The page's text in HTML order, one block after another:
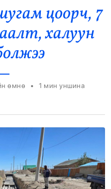
Буланцоорч, 7
халуун
өмнө • 1 мин уншина